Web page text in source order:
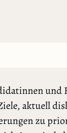
und
aktuell
zu